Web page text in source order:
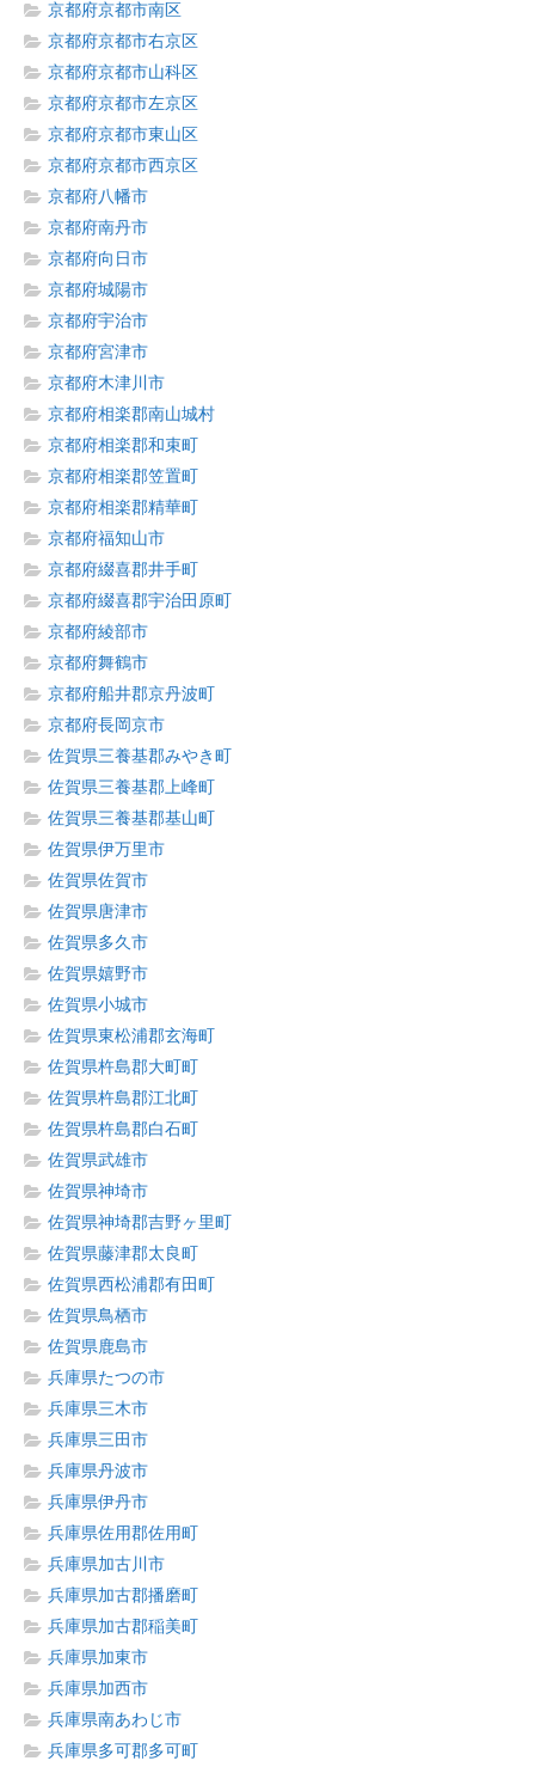
京都府京都市南区
京都府京都市右京区
京都府京都市山科区
京都府京都市左京区
京都府京都市東山区
京都府京都市西京区
京都府八幡市
京都府南丹市
京都府向日市
京都府城陽市
京都府宇治市
京都府宮津市
京都府木津川市
京都府相楽郡南山城村
京都府相楽郡和束町
京都府相楽郡笠置町
京都府相楽郡精華町
京都府福知山市
京都府綴喜郡井手町
京都府綴喜郡宇治田原町
京都府綾部市
京都府舞鶴市
京都府船井郡京丹波町
京都府長岡京市
佐賀県三養基郡みやき町
佐賀県三養基郡上峰町
佐賀県三養基郡基山町
佐賀県伊万里市
佐賀県佐賀市
佐賀県唐津市
佐賀県多久市
佐賀県嬉野市
佐賀県小城市
佐賀県東松浦郡玄海町
佐賀県杵島郡大町町
佐賀県杵島郡江北町
佐賀県杵島郡白石町
佐賀県武雄市
佐賀県神埼市
佐賀県神埼郡吉野ヶ里町
佐賀県藤津郡太良町
佐賀県西松浦郡有田町
佐賀県鳥栖市
佐賀県鹿島市
兵庫県たつの市
兵庫県三木市
兵庫県三田市
兵庫県丹波市
兵庫県伊丹市
兵庫県佐用郡佐用町
兵庫県加古川市
兵庫県加古郡播磨町
兵庫県加古郡稲美町
兵庫県加東市
兵庫県加西市
兵庫県南あわじ市
兵庫県多可郡多可町